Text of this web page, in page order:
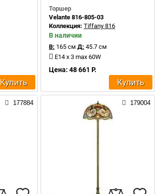
Купить
Торшер
Velante 816-805-03
Коллекция: Tiffany 816
В наличии
В: 165 см Д: 45.7 см
E14 x 3 max 60W
Цена: 48 661 Р.
Купить
177884 179004